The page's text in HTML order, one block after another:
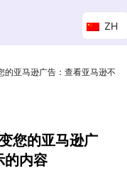
ZH
的亚马逊广告：查看亚马逊不
您的亚马逊广
的内容